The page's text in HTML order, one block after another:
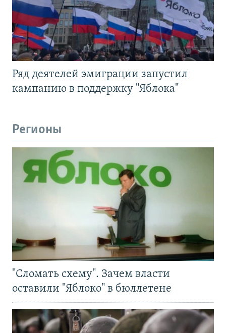
Ряд деятелей эмиграции запустил
кампанию в поддержку "Яблока"
Регионы
"Сломать схему". Зачем власти
оставили "Яблоко" в бюллетене